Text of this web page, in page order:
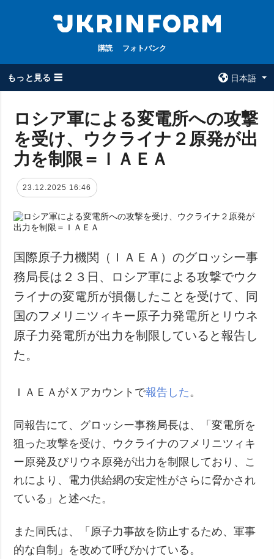
購読 フォトバンク
もっと見る ☰
日本語
全てのトピック
戦争
政治
経済・復興
防衛
社会・文化
スポーツ
犯罪
事故・緊急事態
ウクルインフォ
追加
写真
サービス
ロシア軍による変電所への攻撃
を受け、ウクライナ２原発が出
力を制限＝ＩＡＥＡ
23.12.2025 16:46
国際原子力機関（ＩＡＥＡ）のグロッシー事
務局長は２３日、ロシア軍による攻撃でウク
ライナの変電所が損傷したことを受けて、同
国のフメリニツィキー原子力発電所とリウネ
原子力発電所が出力を制限していると報告し
た。
ＩＡＥＡがＸアカウントで報告した 。
同報告にて、グロッシー事務局長は、「変電所を
狙った攻撃を受け、ウクライナのフメリニツィキ
ー原発及びリウネ原発が出力を制限しており、こ
れにより、電力供給網の安定性がさらに脅かされ
ている」と述べた。
また同氏は、「原子力事故を防止するため、軍事
的な自制」を改めて呼びかけている。